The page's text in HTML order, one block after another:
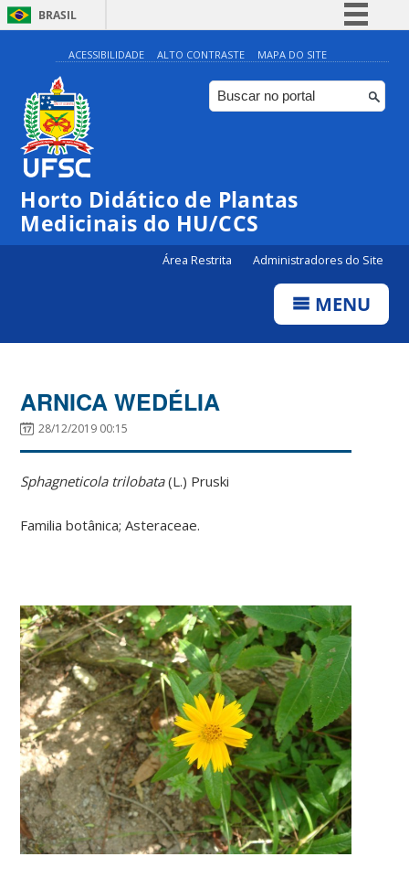
BRASIL
Simplifique!
Comunica BR
Participe
Canais
ACESSIBILIDADE ALTO CONTRASTE MAPA DO SITE
Horto Didático de Plantas
Medicinais do HU/CCS
Área Restrita Administradores do Site
MENU
ARNICA WEDÉLIA
28/12/2019 00:15
Sphagneticola trilobata(L.) Pruski
Familia botânica; Asteraceae.